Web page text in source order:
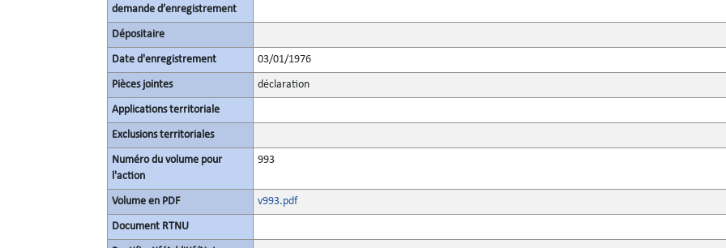
demande d’enregistrement
Dépositaire
Date d'enregistrement 03/01/1976
Pièces jointes déclaration
Applications territoriale
Exclusions territoriales
Numéro du volume pour
l'action
993
Volume en PDF v993.pdf
Document RTNU